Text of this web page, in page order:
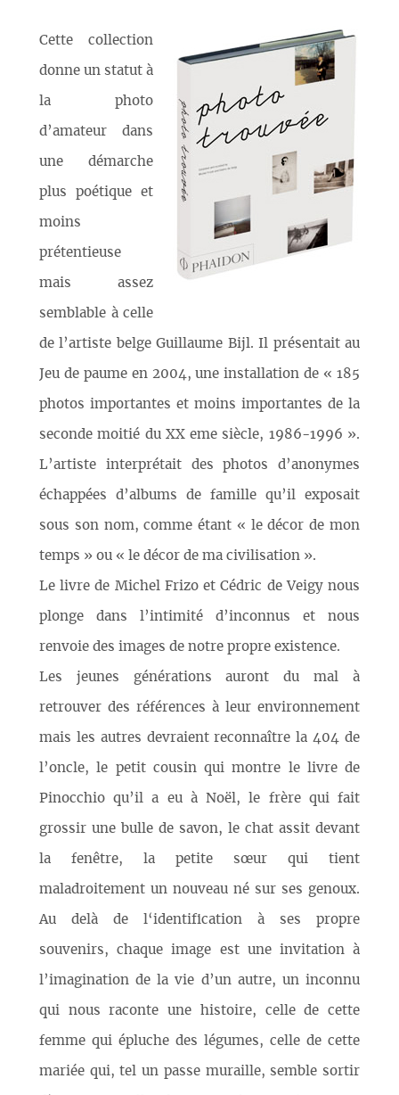
Cette collection
donne un statut à
la photo
d’amateur dans
une démarche
plus poétique et
moins
prétentieuse
mais assez
semblable à celle
de l’artiste belge Guillaume Bijl. Il présentait au
Jeu de paume en 2004, une installation de « 185
photos importantes et moins importantes de la
seconde moitié du XX eme siècle, 1986-1996 ».
L’artiste interprétait des photos d’anonymes
échappées d’albums de famille qu’il exposait
sous son nom, comme étant « le décor de mon
temps » ou « le décor de ma civilisation ».
Le livre de Michel Frizo et Cédric de Veigy nous
plonge dans l’intimité d’inconnus et nous
renvoie des images de notre propre existence.
Les jeunes générations auront du mal à
retrouver des références à leur environnement
mais les autres devraient reconnaître la 404 de
l’oncle, le petit cousin qui montre le livre de
Pinocchio qu’il a eu à Noël, le frère qui fait
grossir une bulle de savon, le chat assit devant
la fenêtre, la petite sœur qui tient
maladroitement un nouveau né sur ses genoux.
Au delà de l‘identification à ses propre
souvenirs, chaque image est une invitation à
l’imagination de la vie d’un autre, un inconnu
qui nous raconte une histoire, celle de cette
femme qui épluche des légumes, celle de cette
mariée qui, tel un passe muraille, semble sortir